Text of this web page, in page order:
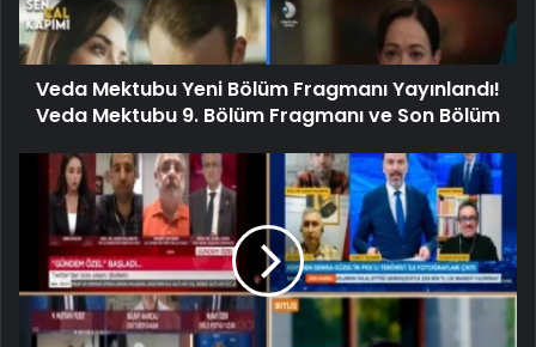
Veda Mektubu Yeni Bölüm Fragmanı Yayınlandı!
Veda Mektubu 9. Bölüm Fragmanı ve Son Bölüm